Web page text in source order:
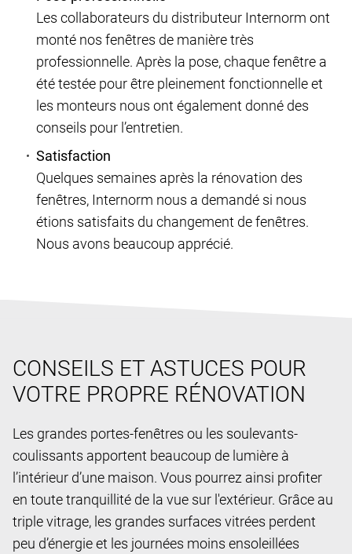
Les collaborateurs du distributeur Internorm ont
monté nos fenêtres de manière très
professionnelle. Après la pose, chaque fenêtre a
été testée pour être pleinement fonctionnelle et
les monteurs nous ont également donné des
conseils pour l’entretien.
Satisfaction
Quelques semaines après la rénovation des
fenêtres, Internorm nous a demandé si nous
étions satisfaits du changement de fenêtres.
Nous avons beaucoup apprécié.
CONSEILS ET ASTUCES POUR
VOTRE PROPRE RÉNOVATION
Les grandes portes-fenêtres ou les soulevants-
coulissants apportent beaucoup de lumière à
l’intérieur d’une maison. Vous pourrez ainsi profiter
en toute tranquillité de la vue sur l'extérieur. Grâce au
triple vitrage, les grandes surfaces vitrées perdent
peu d’énergie et les journées moins ensoleillées